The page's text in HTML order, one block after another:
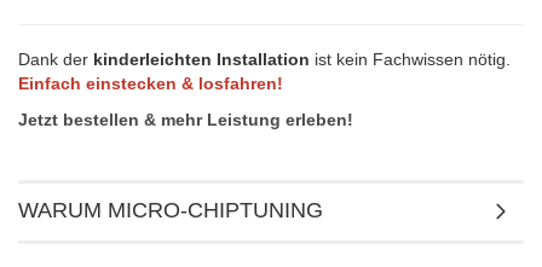
Dank der kinderleichten Installation ist kein Fachwissen nötig.
Einfach einstecken & losfahren!
Jetzt bestellen & mehr Leistung erleben!
WARUM MICRO-CHIPTUNING